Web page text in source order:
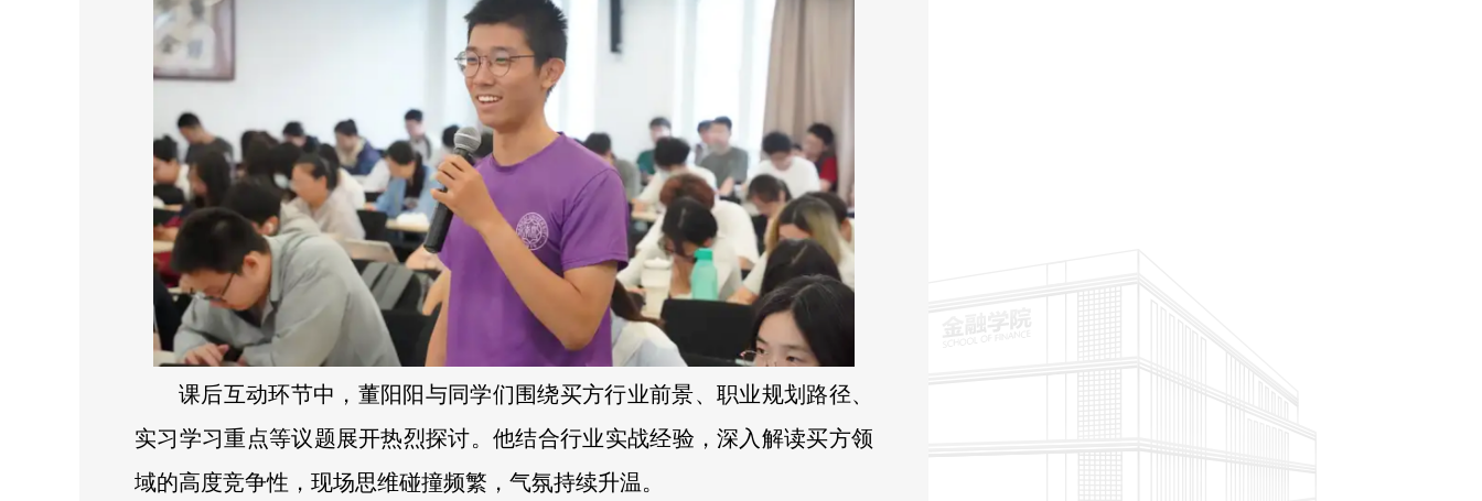
课后互动环节中，董阳阳与同学们围绕买方行业前景、职业规划路径、
实习学习重点等议题展开热烈探讨。他结合行业实战经验，深入解读买方领
域的高度竞争性，现场思维碰撞频繁，气氛持续升温。